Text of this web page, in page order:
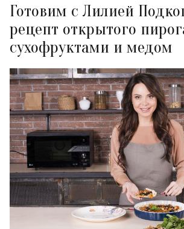
Готовим с Лилией
рецепт открытого
сухофруктами и медом